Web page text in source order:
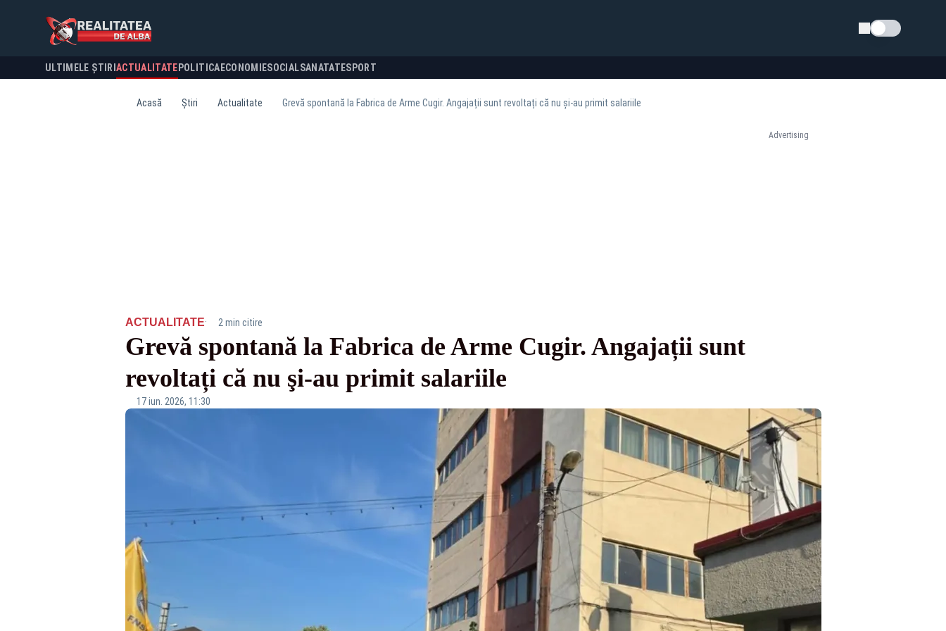
Schimba tema
ULTIMELE ȘTIRI ACTUALITATE POLITICA ECONOMIESOCIALSANATATESPORT
Acasă Știri Actualitate Grevă spontană la Fabrica de Arme Cugir. Angajații sunt revoltați că nu şi-au primit salariile
Advertising
ACTUALITATE· 2 min citire
Grevă spontană la Fabrica de Arme Cugir. Angajații sunt
revoltați că nu şi-au primit salariile
17 iun. 2026, 11:30